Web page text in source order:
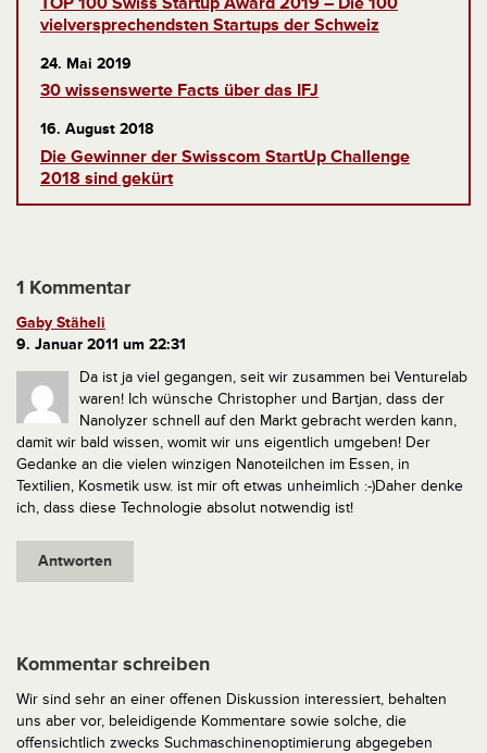
vielversprechendsten Startups der Schweiz
24. Mai 2019
30 wissenswerte Facts über das IFJ
16. August 2018
Die Gewinner der Swisscom StartUp Challenge
2018 sind gekürt
1 Kommentar
Gaby Stäheli
9. Januar 2011 um 22:31
Da ist ja viel gegangen, seit wir zusammen bei Venturelab
waren! Ich wünsche Christopher und Bartjan, dass der
Nanolyzer schnell auf den Markt gebracht werden kann,
damit wir bald wissen, womit wir uns eigentlich umgeben! Der
Gedanke an die vielen winzigen Nanoteilchen im Essen, in
Textilien, Kosmetik usw. ist mir oft etwas unheimlich :-)Daher denke
ich, dass diese Technologie absolut notwendig ist!
Antworten
Kommentar schreiben
Wir sind sehr an einer offenen Diskussion interessiert, behalten
uns aber vor, beleidigende Kommentare sowie solche, die
offensichtlich zwecks Suchmaschinenoptimierung abgegeben